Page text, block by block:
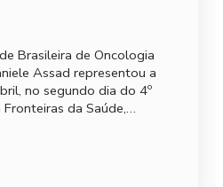
Brasileira de Oncologia
Assad representou a
no segundo dia do 4º
da Saúde,…